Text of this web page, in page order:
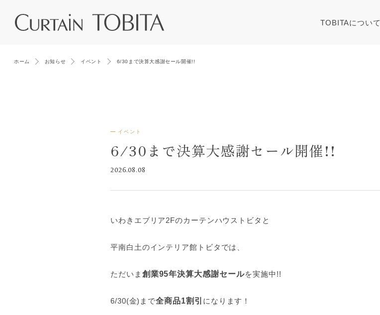
TOBITAについて
ホーム お知らせ イベント 6/30まで決算大感謝セール開催!!
イベント
6/30まで決算大感謝セール開催!!
2026.08.08
いわきエブリア2Fのカーテンハウストビタと
平南白土のインテリア館トビタでは、
ただいま 創業95年決算大感謝セールを実施中!!
6/30(金)まで全商品1割引 になります！